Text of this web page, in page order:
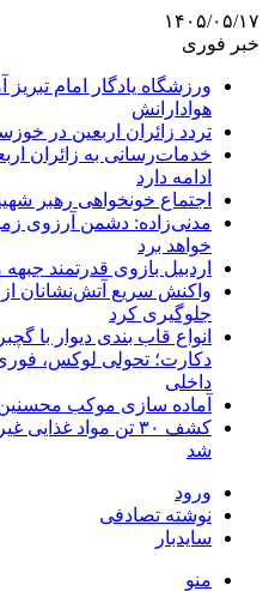
۱۴۰۵/۰۵/۱۷
خبر فوری
ورزشگاه یادگار امام تبریز
هوادارانش
تردد زائران اربعین در خوزستان از
خدمات‌رسانی به زائران
ادامه دارد
اجتماع خونخواهی رهبر
مدنی‌زاده: دشمن آرزوی
خواهد برد
اردبیل بازوی قدرتمند
واکنش سریع آتش‌نشانان
جلوگیری کرد
انواع قاب بندی دیوار با
دکارت؛ تحولی لوکس،
داخلی
آماده سازی موکب محسنین
کشف ۳۰ تن مواد
شد
ورود
نوشته تصادفی
سایدبار
منو